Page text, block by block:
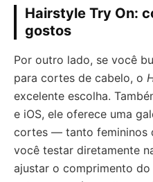
Hairstyle Try On:
gostos
Por outro lado, se você
para cortes de cabelo, o
excelente escolha.
e iOS, ele oferece uma
cortes — tanto femininos
você testar diretamente
ajustar o comprimento